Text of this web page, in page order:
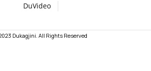
DuVideo
Dukagjini. All Rights Reserved